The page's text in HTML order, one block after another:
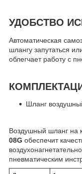
УДОБСТВО
Автоматическая
шлангу запутаться
облегчает работу с
Шланг
Воздушный шланг на
08G обеспечит
пневматическим